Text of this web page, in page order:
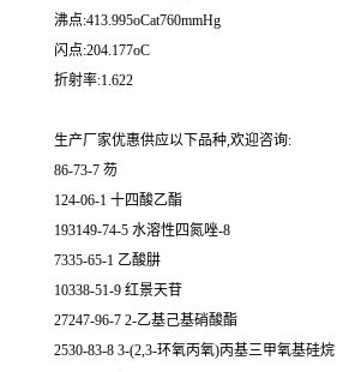
沸点:413.995oCat760mmHg
闪点:204.177oC
折射率:1.622
生产厂家优惠供应以下品种,欢迎咨询:
86-73-7 芴
124-06-1 十四酸乙酯
193149-74-5 水溶性四氮唑-8
7335-65-1 乙酸肼
10338-51-9 红景天苷
27247-96-7 2-乙基己基硝酸酯
2530-83-8 3-(2,3-环氧丙氧)丙基三甲氧基硅烷